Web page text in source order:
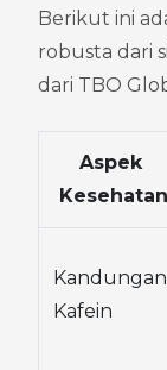
Berikut ini
robusta dari
dari TBO
Aspek
Kesehatan
Kandungan
Kafein